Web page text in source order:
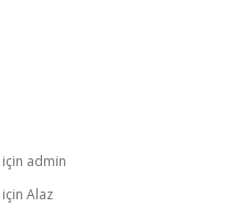
için admin
için Alaz